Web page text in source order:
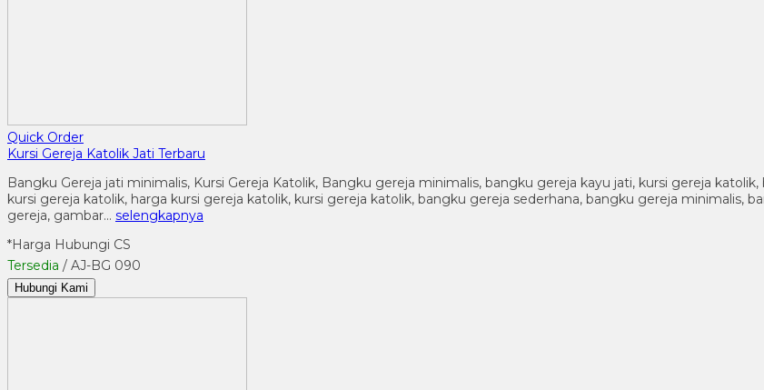
Quick Order
Kursi Gereja Katolik Jati Terbaru
Bangku Gereja jati minimalis, Kursi Gereja Katolik, Bangku gereja minimalis, bangku gereja kayu jati, kursi gereja
kursi gereja katolik, harga kursi gereja katolik, kursi gereja katolik, bangku gereja sederhana, bangku gereja minimalis,
gereja, gambar… selengkapnya
*Harga Hubungi CS
Tersedia / AJ-BG 090
Hubungi Kami